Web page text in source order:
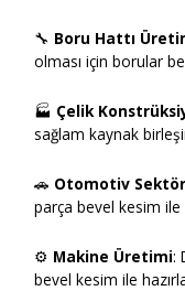
🔧 Boru Hattı
olması için borular
🏭 Çelik
sağlam kaynak
🚗 Otomotiv
parça bevel kesim ile
⚙ Makine Üretimi:
bevel kesim ile